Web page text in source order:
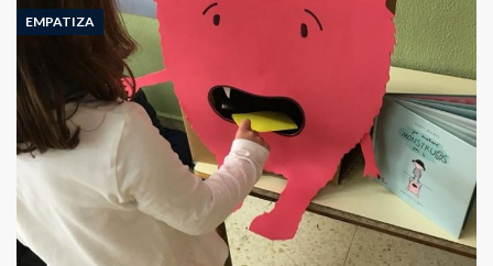
mucho…
🙂
EMPATIZA